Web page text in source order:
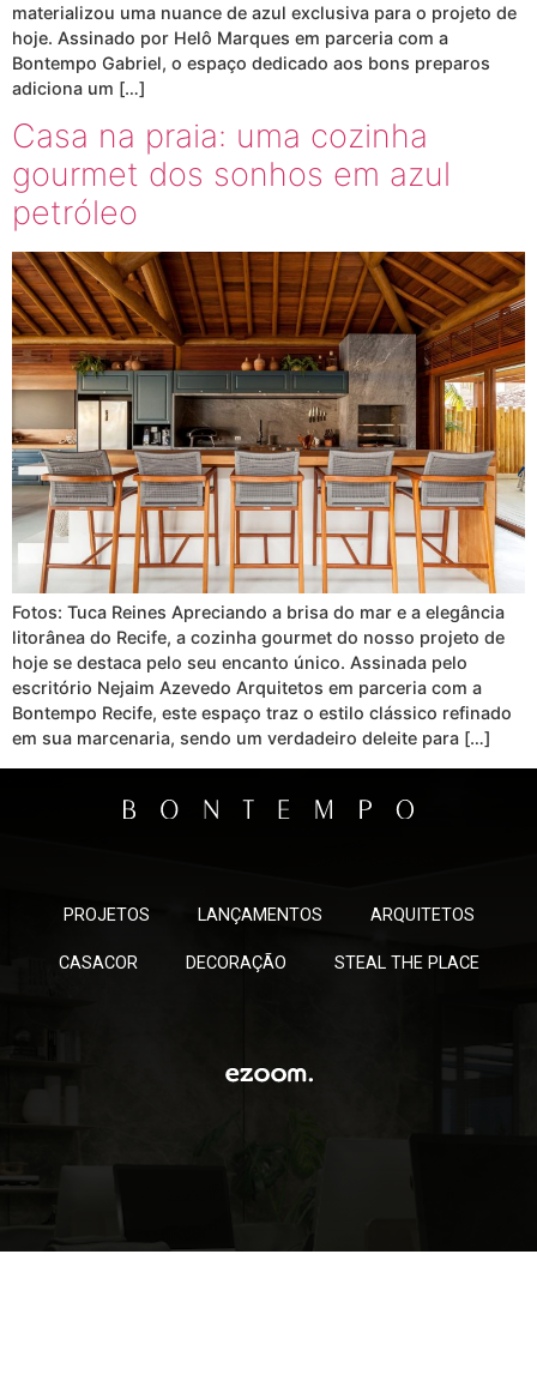
materializou uma nuance de azul exclusiva para o projeto de
hoje. Assinado por Helô Marques em parceria com a
Bontempo Gabriel, o espaço dedicado aos bons preparos
adiciona um […]
Casa na praia: uma cozinha
gourmet dos sonhos em azul
petróleo
Fotos: Tuca Reines Apreciando a brisa do mar e a elegância
litorânea do Recife, a cozinha gourmet do nosso projeto de
hoje se destaca pelo seu encanto único. Assinada pelo
escritório Nejaim Azevedo Arquitetos em parceria com a
Bontempo Recife, este espaço traz o estilo clássico refinado
em sua marcenaria, sendo um verdadeiro deleite para […]
PROJETOS LANÇAMENTOS ARQUITETOS
CASACOR DECORAÇÃO STEAL THE PLACE